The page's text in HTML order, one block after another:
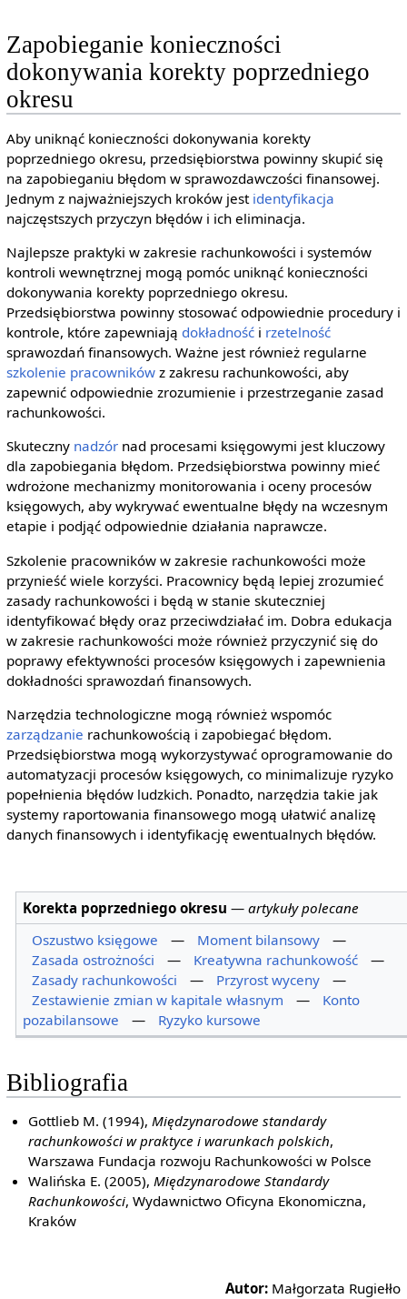
Zapobieganie konieczności
dokonywania korekty poprzedniego
okresu
Aby uniknąć konieczności dokonywania korekty
poprzedniego okresu, przedsiębiorstwa powinny skupić się
na zapobieganiu błędom w sprawozdawczości finansowej.
Jednym z najważniejszych kroków jest identyfikacja
najczęstszych przyczyn błędów i ich eliminacja.
Najlepsze praktyki w zakresie rachunkowości i systemów
kontroli wewnętrznej mogą pomóc uniknąć konieczności
dokonywania korekty poprzedniego okresu.
Przedsiębiorstwa powinny stosować odpowiednie procedury i
kontrole, które zapewniają dokładnośći rzetelność
sprawozdań finansowych. Ważne jest również regularne
szkolenie pracownikówz zakresu rachunkowości, aby
zapewnić odpowiednie zrozumienie i przestrzeganie zasad
rachunkowości.
Skuteczny nadzórnad procesami księgowymi jest kluczowy
dla zapobiegania błędom. Przedsiębiorstwa powinny mieć
wdrożone mechanizmy monitorowania i oceny procesów
księgowych, aby wykrywać ewentualne błędy na wczesnym
etapie i podjąć odpowiednie działania naprawcze.
Szkolenie pracowników w zakresie rachunkowości może
przynieść wiele korzyści. Pracownicy będą lepiej zrozumieć
zasady rachunkowości i będą w stanie skuteczniej
identyfikować błędy oraz przeciwdziałać im. Dobra edukacja
w zakresie rachunkowości może również przyczynić się do
poprawy efektywności procesów księgowych i zapewnienia
dokładności sprawozdań finansowych.
Narzędzia technologiczne mogą również wspomóc
zarządzanie rachunkowością i zapobiegać błędom.
Przedsiębiorstwa mogą wykorzystywać oprogramowanie do
automatyzacji procesów księgowych, co minimalizuje ryzyko
popełnienia błędów ludzkich. Ponadto, narzędzia takie jak
systemy raportowania finansowego mogą ułatwić analizę
danych finansowych i identyfikację ewentualnych błędów.
Korekta poprzedniego okresu —artykuły polecane
Oszustwo księgowe
— Moment bilansowy
—
Zasada ostrożności
— Kreatywna rachunkowość
—
Zasady rachunkowości
— Przyrost wyceny
—
Zestawienie zmian w kapitale własnym
—
Konto
pozabilansowe
— Ryzyko kursowe
Bibliografia
Gottlieb M. (1994),Międzynarodowe standardy
rachunkowości w praktyce i warunkach polskich,
Warszawa Fundacja rozwoju Rachunkowości w Polsce
Walińska E. (2005),Międzynarodowe Standardy
Rachunkowości, Wydawnictwo Oficyna Ekonomiczna,
Kraków
Autor: Małgorzata Rugiełło